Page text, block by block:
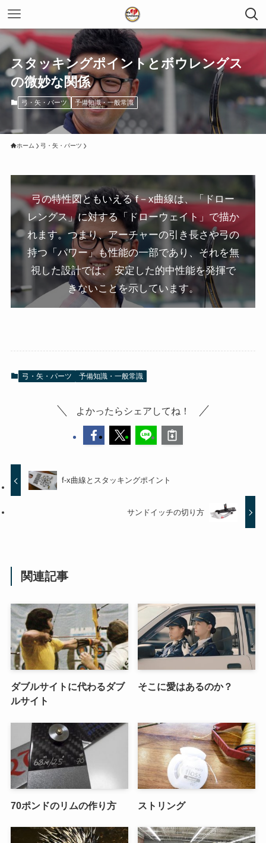
スタッキングポイントとボウレングス
の微妙な関係
弓・矢・パーツ 予備知識・一般常識
ホーム 弓・矢・パーツ
弓の特性図ともいえる f－x曲線は、「ドロー
レングス」に対する「ドローウェイト」で描か
れます。つまり、アーチャーの引き長さや弓の
持つ「パワー」も性能の一部であり、それを無
視した設計では、 安定した的中性能を発揮で
きないことを示しています。
弓・矢・パーツ 予備知識・一般常識
よかったらシェアしてね！
f-x曲線とスタッキングポイント
サンドイッチの切り方
関連記事
ダブルサイトに代わるダブ
ルサイト
そこに愛はあるのか？
70ポンドのリムの作り方 ストリング